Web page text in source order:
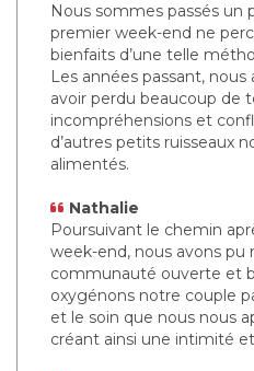
Nous sommes passés un
premier week-end ne
bienfaits d’une telle
Les années passant,
avoir perdu beaucoup de
incompréhensions et
d’autres petits ruisseaux
alimentés.
Nathalie
Poursuivant le chemin
week-end, nous avons pu
communauté ouverte et
oxygénons notre couple
et le soin que nous nous
créant ainsi une intimité